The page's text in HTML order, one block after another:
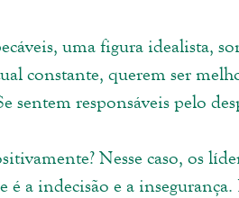
uma figura idealista,
constante, querem ser
sentem responsáveis pelo
Nesse caso, os
a indecisão e a